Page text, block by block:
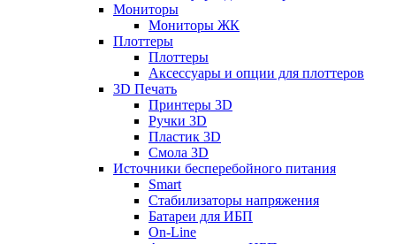
Мониторы
Мониторы ЖК
Плоттеры
Плоттеры
Аксессуары и опции для плоттеров
3D Печать
Принтеры 3D
Ручки 3D
Пластик 3D
Смола 3D
Источники бесперебойного питания
Smart
Стабилизаторы напряжения
Батареи для ИБП
On-Line